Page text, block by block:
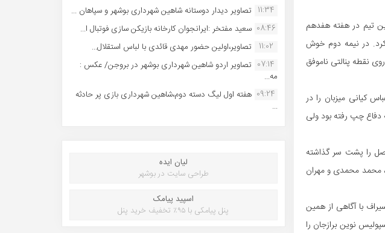
تیم در هفته هفدهم
در نیمه دوم خوش‌
نقطه پنالتی ناموفق
کیانی میزبان را در
دفاع چپ رفته بود ولی
را پشت سر گذاشته
محمد محمدی و مهران
با آگاهی از همین
تا حاشیه را برای خود اندکی امن کند. این تیم ۴ بر صفر پرسپولیس نوین برازجان را
11:34 تصاویر دیدار دوستانه شاهین شهردارى بوشهر و سپاهان ...
08:46 سعید مفتخر :ایرانجوان کارخانه بازیکن سازی فوتبال ا...
11:02
تصاویر،اولین حضور مهدی قائدی با لباس استقلال...
07:14 تصاویر اردو شاهین شهرداری بوشهر در بروجن/ عکس :
مه...
09:24 هفته اول لیگ دسته دوم،شاهین شهرداری بازی پر حادثه
...
لیان ایده
طراحی سایت در بوشهر
اسپید پیامک
پنل پیامکی با ۹۵٪ تخفیف خرید پنل